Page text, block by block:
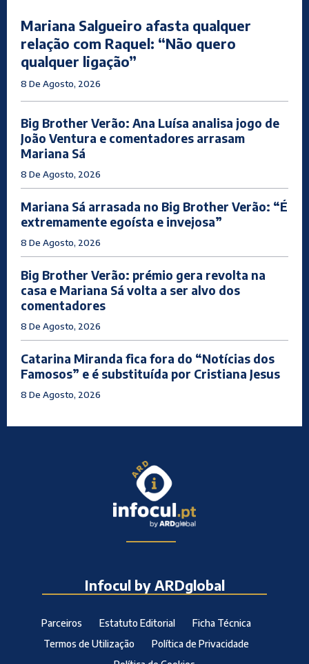
Mariana Salgueiro afasta qualquer
relação com Raquel: “Não quero
qualquer ligação”
8 De Agosto, 2026
Big Brother Verão: Ana Luísa analisa jogo de
João Ventura e comentadores arrasam
Mariana Sá
8 De Agosto, 2026
Mariana Sá arrasada no Big Brother Verão: “É
extremamente egoísta e invejosa”
8 De Agosto, 2026
Big Brother Verão: prémio gera revolta na
casa e Mariana Sá volta a ser alvo dos
comentadores
8 De Agosto, 2026
Catarina Miranda fica fora do “Notícias dos
Famosos” e é substituída por Cristiana Jesus
8 De Agosto, 2026
Infocul by ARDglobal
Parceiros Estatuto Editorial
Ficha Técnica
Termos de Utilização
Política de Privacidade